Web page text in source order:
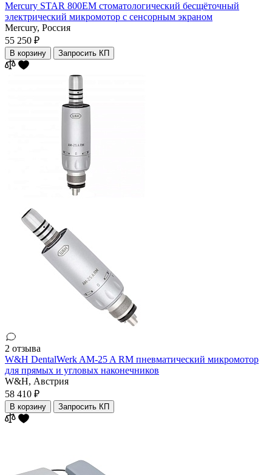
Mercury STAR 800ЕM стоматологический бесщёточный
электрический микромотор с сенсорным экраном
Mercury, Россия
55 250 ₽
В корзину Запросить КП
2 отзыва
W&H DentalWerk AM-25 A RM пневматический микромотор
для прямых и угловых наконечников
W&H, Австрия
58 410 ₽
В корзину Запросить КП